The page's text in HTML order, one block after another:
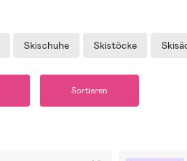
Skischuhe Skistöcke
Sortieren